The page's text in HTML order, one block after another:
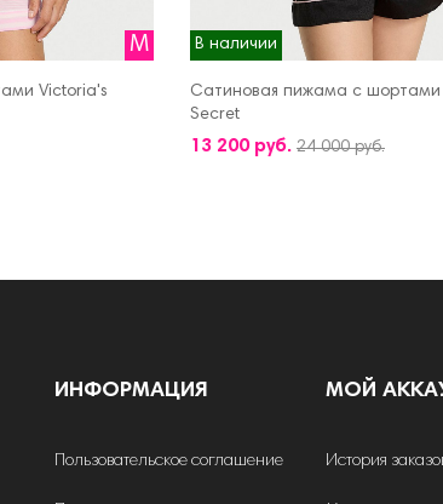
M
Victoria's
В наличии
Сатиновая пижама с шортами
Secret
13 200 руб. 24 000 руб.
ИНФОРМАЦИЯ
Пользовательское соглашение
МОЙ
История